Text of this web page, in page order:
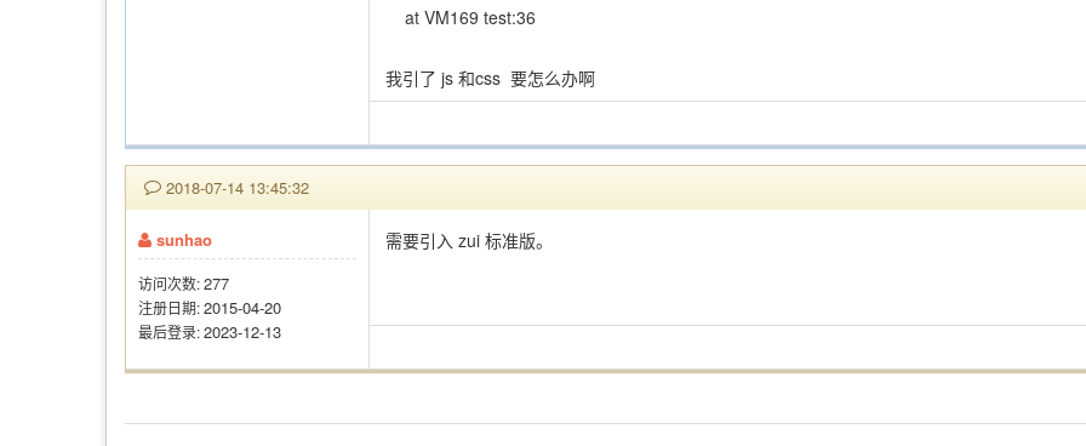
at VM169 test:36
我引了 js 和css 要怎么办啊
2018-07-14 13:45:32
sunhao
访问次数:277
注册日期:2015-04-20
最后登录:2023-12-13
需要引入 zui 标准版。